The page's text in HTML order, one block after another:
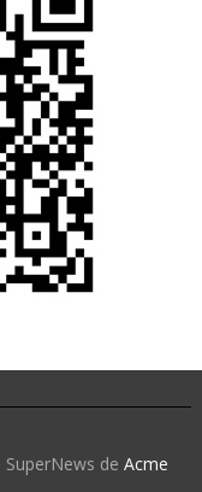
SuperNews de Acme